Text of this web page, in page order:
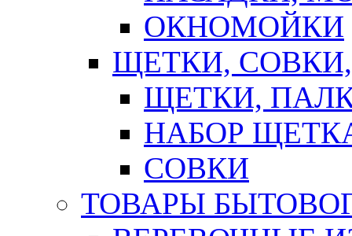
ОКНОМОЙКИ
ЩЕТКИ,
ЩЕТКИ,
НАБОР
СОВКИ
ТОВАРЫ